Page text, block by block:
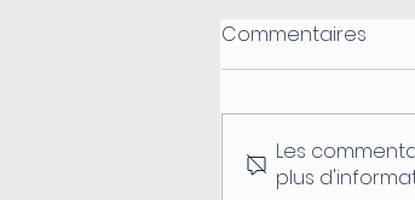
Commentaires
Les
plus